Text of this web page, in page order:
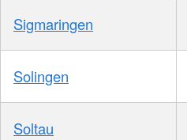
Sigmaringen
Solingen
Soltau